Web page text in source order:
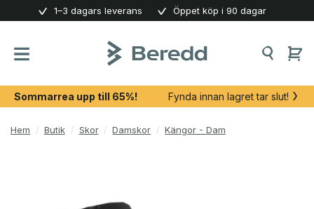
content
1–3 dagars leverans Öppet köp i 90 dagar
Sommarrea upp till 65%! Fynda innan lagret tar slut!
Hem / Butik / Skor / Damskor / Kängor - Dam